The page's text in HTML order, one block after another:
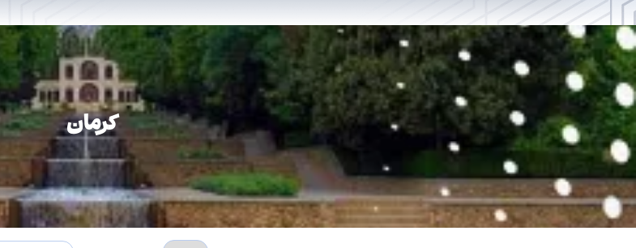
کرمان